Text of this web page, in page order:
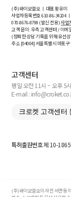
(주)와이오엘오 ㅣ 대표 황유미
사업자등록번호610-86-34204
070-8676-8799 (발신 전용)사업
고객 문의: 우측 고객센터 / 이메
(정확한 상담 기록을 위해 유선
주소 [04004] 서울특별시 마포
고객센터
평일 오전 11시 ~ 오후 5
E-mail :
크로켓 고객센터
특허출원번호제 10-
(주)와이오엘오의 사전 서면 동